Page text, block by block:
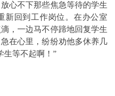
心不下那些焦急等待的学生
新回到工作岗位。在办公室
，一边马不停蹄地回复学生
在心里，纷纷劝他多休养几
生等不起啊！”